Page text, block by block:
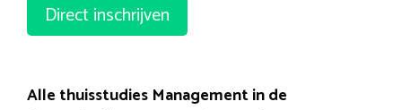
Direct inschrijven
Alle thuisstudies Management in de